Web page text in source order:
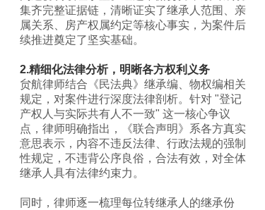
集齐完整证据链，清晰证实了继承人范围、亲
属关系、房产权属约定等核心事实，为案件后
续推进奠定了坚实基础。
2.精细化法律分析，明晰各方权利义务
贠航律师结合《民法典》继承编、物权编相关
规定，对案件进行深度法律剖析。针对 "登记
产权人与实际共有人不一致" 这一核心争议
点，律师明确指出，《联合声明》系各方真实
意思表示，内容不违反法律、行政法规的强制
性规定，不违背公序良俗，合法有效，对全体
继承人具有法律约束力。
同时，律师逐一梳理每位转继承人的继承份